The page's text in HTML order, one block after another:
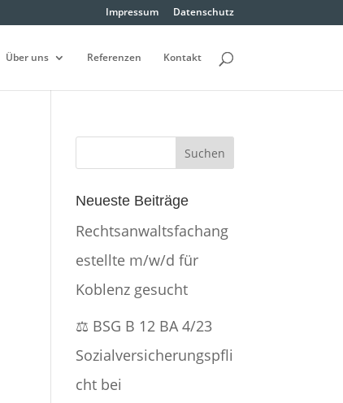
Impressum Datenschutz
Über uns Referenzen Kontakt
Neueste Beiträge
Rechtsanwaltsfachang
estellte m/w/d für
Koblenz gesucht
⚖️ BSG B 12 BA 4/23
Sozialversicherungspfli
cht bei